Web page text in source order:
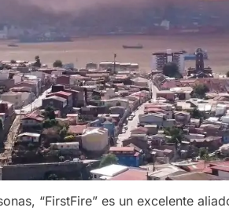
“FirstFire” es un excelente